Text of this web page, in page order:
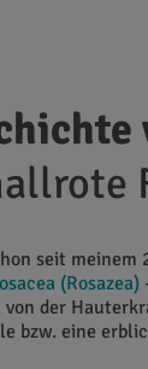
seit
(Rosazea)
der
bzw. eine